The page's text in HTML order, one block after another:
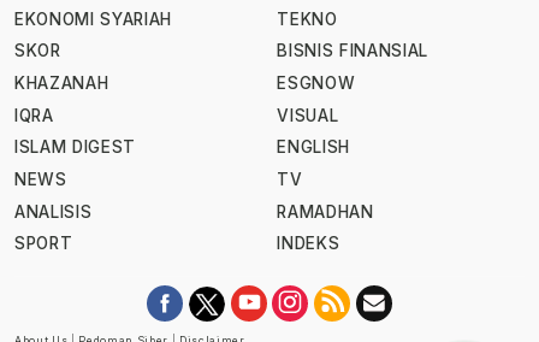
EKONOMI SYARIAH
SKOR
KHAZANAH
IQRA
ISLAM DIGEST
NEWS
ANALISIS
SPORT
TEKNO
BISNIS FINANSIAL
ESGNOW
VISUAL
ENGLISH
TV
RAMADHAN
INDEKS